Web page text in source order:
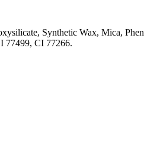
Synthetic Wax, Mica,
77499, CI 77266.